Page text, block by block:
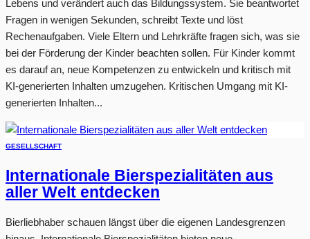
Lebens und verändert auch das Bildungssystem. Sie beantwortet
Fragen in wenigen Sekunden, schreibt Texte und löst
Rechenaufgaben. Viele Eltern und Lehrkräfte fragen sich, was sie
bei der Förderung der Kinder beachten sollen. Für Kinder kommt
es darauf an, neue Kompetenzen zu entwickeln und kritisch mit
KI-generierten Inhalten umzugehen. Kritischen Umgang mit KI-
generierten Inhalten...
GESELLSCHAFT
Internationale Bierspezialitäten aus
aller Welt entdecken
Bierliebhaber schauen längst über die eigenen Landesgrenzen